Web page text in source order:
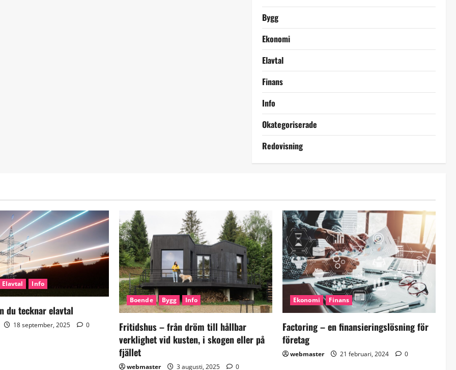
Bygg
Ekonomi
Elavtal
Finans
Info
Okategoriserade
Redovisning
Elavtal Info
du tecknar elavtal
18 september, 2025 0
Boende Bygg Info
Fritidshus – från dröm till hållbar
verklighet vid kusten, i skogen eller på
fjället
webmaster 3 augusti, 2025 0
Ekonomi Finans
Factoring – en finansieringslösning för
företag
webmaster 21 februari, 2024 0